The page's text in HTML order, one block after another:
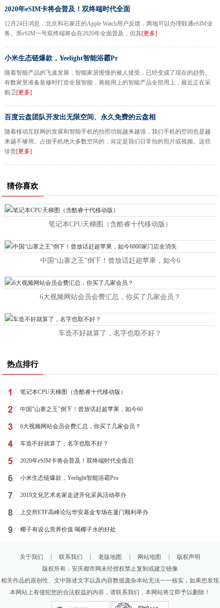
2020年eSIM卡将会普及！双终端时代全面
12月24日消息，北京和石家庄的Apple Watch用户反馈，两地可以办理联通eSIM业
务。而eSIM一号双终端将会在2020年全面普及，但其[更多]
小米生态链爆款，Yeelight智能浴霸Pr
随着智能产品的飞速发展，智能家居慢慢的被人接受，已经变成了现在的趋势。
有数家里准备装修时打造全屋智能，将能用上的智能产品全部用上，最近正在采
购卫[更多]
百度云盘团队开发出无限空间、永久免费的云盘相
随着移动互联网的发展和智能手机的拍照功能越来越强，我们手机的空间也是越
来越不够用。占据手机绝大多数空间的，肯定是我们日常拍的照片或视频。这些
珍贵[更多]
猜你喜欢
笔记本CPU天梯图（含酷睿十代移动版）
中国“山寨之王”倒下！曾放话赶超苹果，如今6
6大视频网站会员会费汇总，你买了几家会员？
车造不好就算了，名字也取不好？
热点排行
笔记本CPU天梯图（含酷睿十代移动版）
中国“山寨之王”倒下！曾放话赶超苹果，如今60
6大视频网站会员会费汇总，你买了几家会员？
车造不好就算了，名字也取不好？
2020年eSIM卡将会普及！双终端时代全面启
小米生态链爆款，Yeelight智能浴霸Pro
2019文化艺术名家走进开化采风活动举办
上交所ETF高峰论坛华安基金专场在厦门顺利举办
椰子有设么营养价值 喝椰子水的好处
关于我们 联系我们 老版地图 网站地图
版权声明
版权所有：安庆都市网未经授权禁止复制或建立镜像
相关作品的原创性、文中陈述文字以及内容数据庞杂本站无法一一核实，如果您发现
本网站上有侵犯您的合法权益的内容，请联系我们，本网站将立即予以删除！